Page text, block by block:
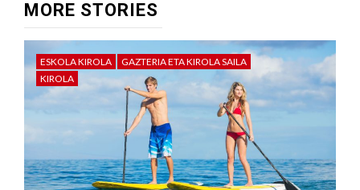
MORE STORIES
ESKOLA KIROLA
GAZTERIA ETA KIROLA SAILA
KIROLA